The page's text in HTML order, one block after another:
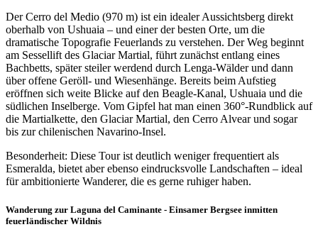
Der Cerro del Medio (970 m) ist ein idealer Aussichtsberg direkt
oberhalb von Ushuaia – und einer der besten Orte, um die
dramatische Topografie Feuerlands zu verstehen. Der Weg beginnt
am Sessellift des Glaciar Martial, führt zunächst entlang eines
Bachbetts, später steiler werdend durch Lenga-Wälder und dann
über offene Geröll- und Wiesenhänge. Bereits beim Aufstieg
eröffnen sich weite Blicke auf den Beagle-Kanal, Ushuaia und die
südlichen Inselberge. Vom Gipfel hat man einen 360°-Rundblick auf
die Martialkette, den Glaciar Martial, den Cerro Alvear und sogar
bis zur chilenischen Navarino-Insel.
Besonderheit: Diese Tour ist deutlich weniger frequentiert als
Esmeralda, bietet aber ebenso eindrucksvolle Landschaften – ideal
für ambitionierte Wanderer, die es gerne ruhiger haben.
Wanderung zur Laguna del Caminante - Einsamer Bergsee inmitten
feuerländischer Wildnis